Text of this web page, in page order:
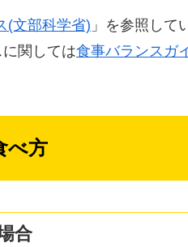
(文部科学省) 」を参照して
関しては食事バランスガ
べ方
合